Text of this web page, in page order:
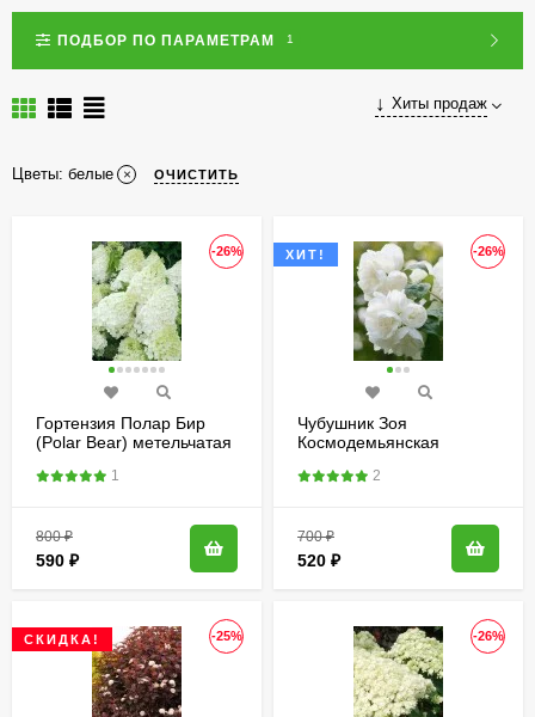
ПОДБОР ПО ПАРАМЕТРАМ 1
Хиты продаж
Цветы: белые ОЧИСТИТЬ
-26%
Гортензия Полар Бир
(Polar Bear) метельчатая
1
800₽
590 ₽
-26%
ХИТ!
Чубушник Зоя
Космодемьянская
2
700₽
520 ₽
-25%
СКИДКА! -26%